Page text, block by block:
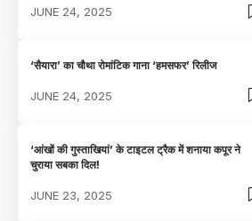
JUNE 24, 2025
‘सैयारा’ का चौथा रोमांटिक गाना ‘हमसफर’ रिलीज
JUNE 24, 2025
‘आंखों की गुस्ताखियां’ के टाइटल ट्रैक में शनाया कपूर ने
चुराया सबका दिल!
JUNE 23, 2025